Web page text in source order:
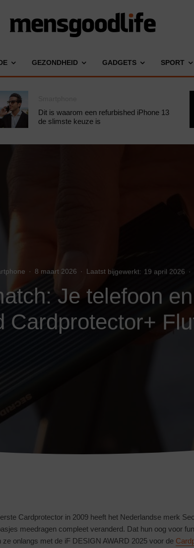
GEZONDHEID GADGETS SPORT
Dit is waarom een refurbished iPhone 13
de slimste keuze is
· 8 maart 2026 · Laatst bijgewerkt: 19 april 2026 ·
Je telefoon
Cardprotector+
Cardprotector in 2009 heeft het Nederlandse merk
meedragen compleet veranderd. Dat hun oog voor
onlangs met de iF DESIGN AWARD 2025 voor de